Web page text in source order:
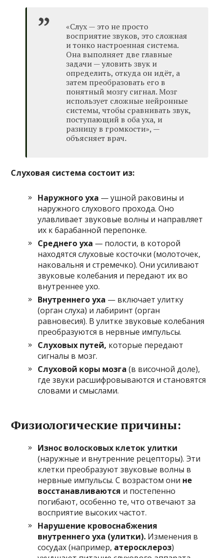
«Слух — это не просто
восприятие звуков, это сложная
и тонко настроенная система.
Она выполняет две главные
задачи — уловить звук и
определить, откуда он идёт, а
затем преобразовать его в
понятный мозгу сигнал. Мозг
использует сложные нейронные
системы, чтобы сравнивать звук,
поступающий в оба уха, и
разницу в громкости», —
объясняет врач.
Слуховая система состоит из:
Наружного уха — ушной раковины и
наружного слухового прохода. Оно
улавливает звуковые волны и направляет
их к барабанной перепонке.
Среднего уха — полости, в которой
находятся слуховые косточки (молоточек,
наковальня и стремечко). Они усиливают
звуковые колебания и передают их во
внутреннее ухо.
Внутреннего уха — включает улитку
(орган слуха) и лабиринт (орган
равновесия). В улитке звуковые колебания
преобразуются в нервные импульсы.
Слуховых путей, которые передают
сигналы в мозг.
Слуховой коры мозга(в височной доле),
где звуки расшифровываются и становятся
словами и смыслами.
Физиологические причины:
Износ волосковых клеток улитки
(наружные и внутренние рецепторы). Эти
клетки преобразуют звуковые волны в
нервные импульсы. С возрастом они не
восстанавливаются и постепенно
погибают, особенно те, что отвечают за
восприятие высоких частот.
Нарушение кровоснабжения
внутреннего уха (улитки). Изменения в
сосудах (например, атеросклероз)